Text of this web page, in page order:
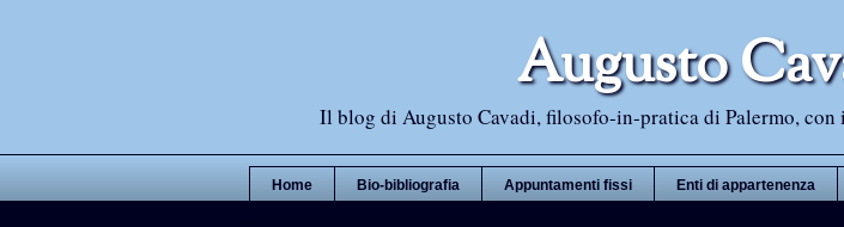
Augusto
Il blog di Augusto Cavadi, filosofo-in-pratica di Palermo,
Home Bio-bibliografia Appuntamenti fissi Enti di appartenenza